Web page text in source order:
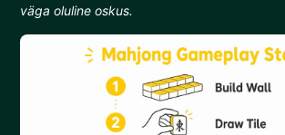
väga oluline oskus.